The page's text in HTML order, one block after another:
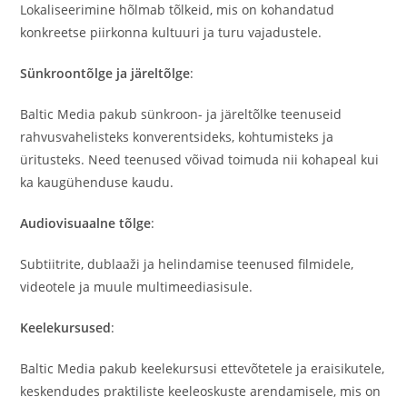
Lokaliseerimine hõlmab tõlkeid, mis on kohandatud
konkreetse piirkonna kultuuri ja turu vajadustele.
Sünkroontõlge ja järeltõlge:
Baltic Media pakub sünkroon- ja järeltõlke teenuseid
rahvusvahelisteks konverentsideks, kohtumisteks ja
üritusteks. Need teenused võivad toimuda nii kohapeal kui
ka kaugühenduse kaudu.
Audiovisuaalne tõlge:
Subtiitrite, dublaaži ja helindamise teenused filmidele,
videotele ja muule multimeediasisule.
Keelekursused:
Baltic Media pakub keelekursusi ettevõtetele ja eraisikutele,
keskendudes praktiliste keeleoskuste arendamisele, mis on